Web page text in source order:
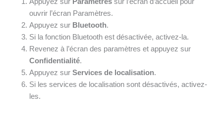
ouvrir l’écran Paramètres.
Appuyez sur Bluetooth.
Si la fonction Bluetooth est désactivée, activez-la.
Revenez à l’écran des paramètres et appuyez sur
Confidentialité.
Appuyez sur Services de localisation.
Si les services de localisation sont désactivés, activez-
les.